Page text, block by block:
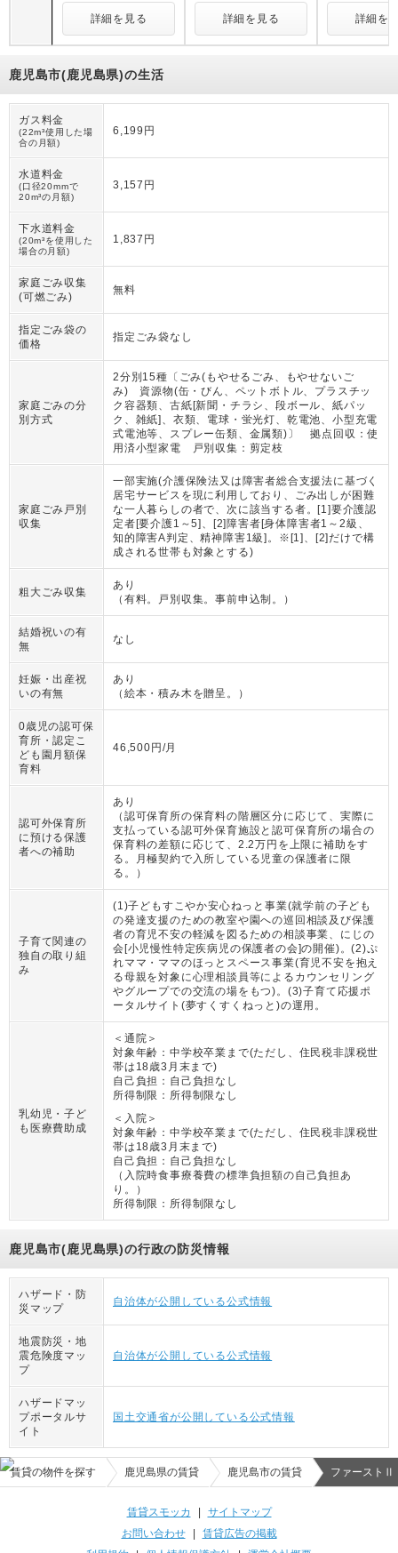
詳細を見る 詳細を見る 詳細を
鹿児島市(鹿児島県)の生活
ガス料金
(22m³使用した場
合の月額)
6,199円
水道料金
(口径20mmで
20m³の月額)
3,157円
下水道料金
(20m³を使用した
場合の月額)
1,837円
家庭ごみ収集
(可燃ごみ)
無料
指定ごみ袋の
価格
指定ごみ袋なし
家庭ごみの分
別方式
2分別15種〔ごみ(もやせるごみ、もやせないご
み) 資源物(缶・びん、ペットボトル、プラスチッ
ク容器類、古紙[新聞・チラシ、段ボール、紙パッ
ク、雑紙]、衣類、電球・蛍光灯、乾電池、小型充電
式電池等、スプレー缶類、金属類)〕 拠点回収：使
用済小型家電 戸別収集：剪定枝
家庭ごみ戸別
収集
一部実施(介護保険法又は障害者総合支援法に基づく
居宅サービスを現に利用しており、ごみ出しが困難
な一人暮らしの者で、次に該当する者。[1]要介護認
定者[要介護1～5]、[2]障害者[身体障害者1～2級、
知的障害A判定、精神障害1級]。※[1]、[2]だけで構
成される世帯も対象とする)
粗大ごみ収集
あり
（ 有料。戸別収集。事前申込制。 ）
結婚祝いの有
無
なし
妊娠・出産祝
いの有無
あり
（ 絵本・積み木を贈呈。 ）
0歳児の認可保
育所・認定こ
ども園月額保
育料
46,500円/月
認可外保育所
に預ける保護
者への補助
あり
（ 認可保育所の保育料の階層区分に応じて、実際に
支払っている認可外保育施設と認可保育所の場合の
保育料の差額に応じて、2.2万円を上限に補助をす
る。月極契約で入所している児童の保護者に限
る。
）
子育て関連の
独自の取り組
み
(1)子どもすこやか安心ねっと事業(就学前の子ども
の発達支援のための教室や園への巡回相談及び保護
者の育児不安の軽減を図るための相談事業、にじの
会[小児慢性特定疾病児の保護者の会]の開催)。(2)ぷ
れママ・ママのほっとスペース事業(育児不安を抱え
る母親を対象に心理相談員等によるカウンセリング
やグループでの交流の場をもつ)。(3)子育て応援ポ
ータルサイト(夢すくすくねっと)の運用。
乳幼児・子ど
も医療費助成
＜通院＞
対象年齢： 中学校卒業まで(ただし、住民税非課税世
帯は18歳3月末まで)
自己負担： 自己負担なし
所得制限： 所得制限なし
＜入院＞
対象年齢： 中学校卒業まで(ただし、住民税非課税世
帯は18歳3月末まで)
自己負担： 自己負担なし
（ 入院時食事療養費の標準負担額の自己負担あ
り。
）
所得制限： 所得制限なし
鹿児島市(鹿児島県)の行政の防災情報
ハザード・防
災マップ
自治体が公開している公式情報
地震防災・地
震危険度マッ
プ
自治体が公開している公式情報
ハザードマッ
プポータルサ
イト
国土交通省が公開している公式情報
賃貸の物件を探す 鹿児島県の賃貸 鹿児島市の賃貸 ファーストⅡ
賃貸スモッカ | サイトマップ
お問い合わせ| 賃貸広告の掲載